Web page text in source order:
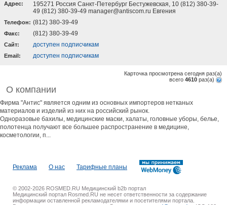
Адрес:
195271 Россия Санкт-Петербург Бестужевская, 10 (812) 380-39-
49 (812) 380-39-49 manager@antiscom.ru Евгения
Телефон: (812) 380-39-49
Факс: (812) 380-39-49
Cайт: доступен подписчикам
Email: доступен подписчикам
Карточка просмотрена сегодня раз(a)
всего 4610 раз(a)
О компании
Фирма "Антис" является одним из основных импортеров нетканых
материалов и изделий из них на российский рынок.
Одноразовые бахилы, медицинские маски, халаты, головные уборы, белье,
полотенца получают все большее распространение в медицине,
косметологии, п...
Реклама О нас Тарифные планы
© 2002-2026 ROSMED.RU Медицинский b2b портал
Медицинский портал Rosmed.RU не несет ответственности за содержание
информации оставленной рекламодателями и посетителями портала.